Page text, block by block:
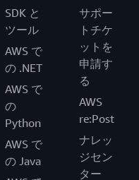
SDK と
ツール
AWS で
の .NET
AWS で
の
Python
AWS で
の Java
サポー
トチケ
ットを
申請す
る
AWS
re:Post
ナレッ
ジセン
ター